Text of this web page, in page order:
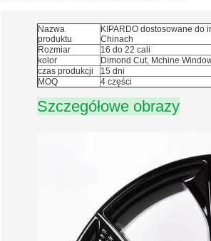
Nazwa
produktu
KIPARDO dostosowane do
Chinach
Rozmiar
16 do 22 cali
kolor
Dimond Cut, Mchine
czas produkcji
15 dni
MOQ
4 części
Szczegółowe obrazy